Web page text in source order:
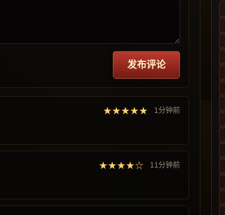
发布评论
★★★★★ 1分钟前
★★★★☆ 11分钟前